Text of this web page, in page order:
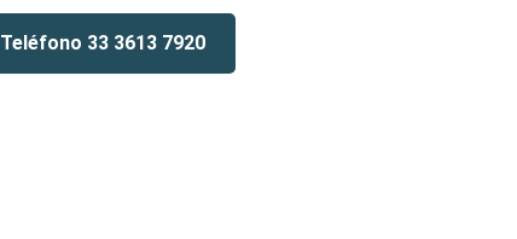
Teléfono 33 3613 7920